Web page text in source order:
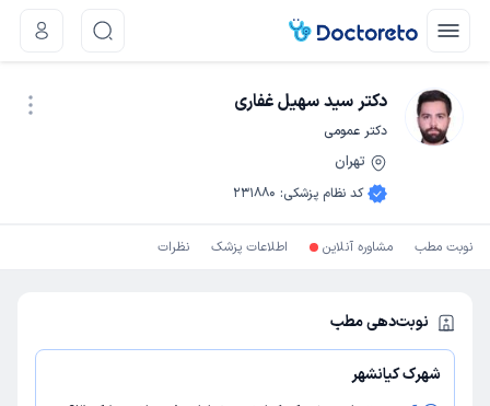
دکتر سید سهیل غفاری
دکتر عمومی
تهران
کد نظام پزشکی:
231880
نوبت مطب مشاوره آنلاین اطلاعات پزشک نظرات
نوبت‌دهی مطب
شهرک کیانشهر